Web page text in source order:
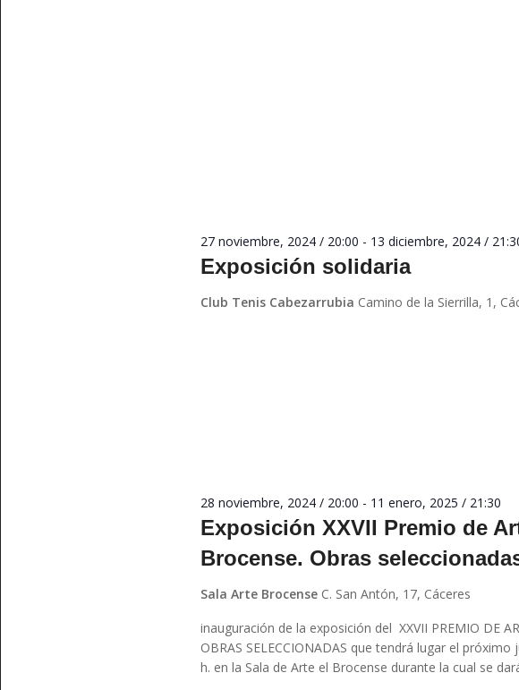
Exposición solidaria
27 noviembre, 2024 / 20:00 - 13 diciembre, 2024 /
Club Tenis Cabezarrubia Camino de la Sierrilla, 1,
Exposición XXVII Premio de
Brocense. Obras
28 noviembre, 2024 / 20:00 - 11 enero, 2025 / 21:30
Sala Arte Brocense C. San Antón, 17, Cáceres
inauguración de la exposición del XXVII PREMIO DE
OBRAS SELECCIONADAS que tendrá lugar el
h. en la Sala de Arte el Brocense durante la cual se